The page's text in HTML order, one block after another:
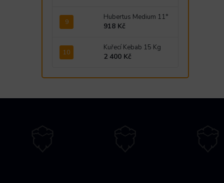
Hubertus Medium 11°
918 Kč
Kuřecí Kebab 15 Kg
2 400 Kč